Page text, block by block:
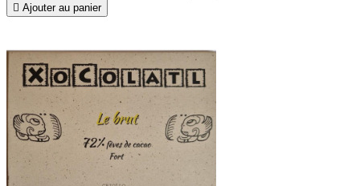
 Ajouter au panier